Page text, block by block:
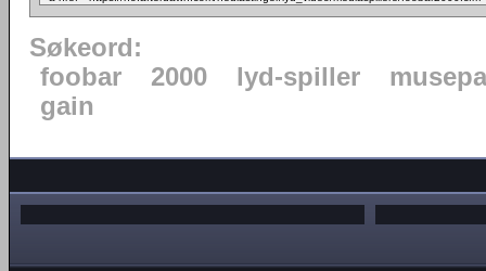
Søkeord:
foobar
2000 lyd-spiller
gain